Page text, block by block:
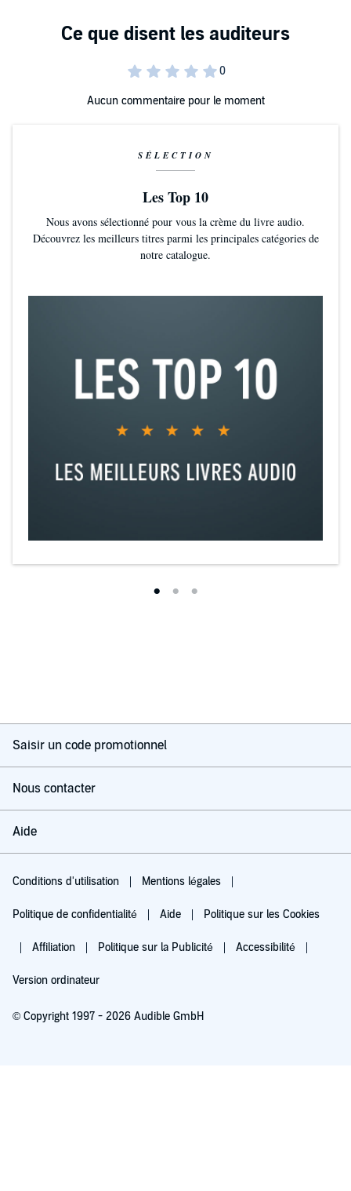
Aucun commentaire pour le moment
SÉLECTION
Les Top 10
Nous avons sélectionné pour vous la crème du livre audio.
Découvrez les meilleurs titres parmi les principales catégories de
notre catalogue.
Saisir un code promotionnel
Nous contacter
Aide
Conditions d'utilisation Mentions légales
Politique de confidentialité Aide Politique sur les Cookies
Affiliation Politique sur la Publicité Accessibilité
Version ordinateur
© Copyright 1997 - 2026 Audible GmbH